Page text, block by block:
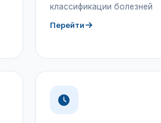
классификации болезней
Перейти